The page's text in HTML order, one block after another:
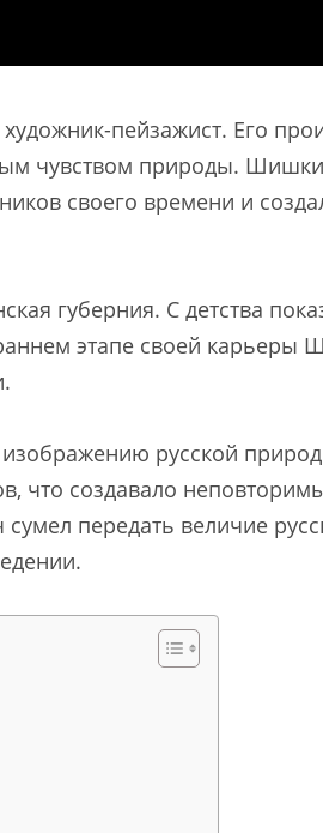
пейзажист. Его
чувством природы.
своего времени и
губерния. С детства
этапе своей карьеры
русской
что создавало
передать величие